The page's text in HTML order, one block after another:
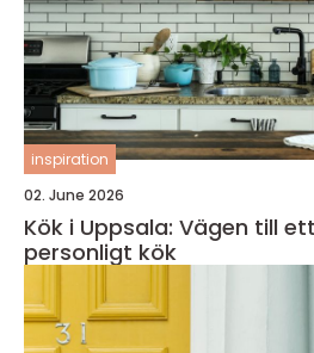
inspiration
02. June 2026
Kök i Uppsala: Vägen till
personligt kök